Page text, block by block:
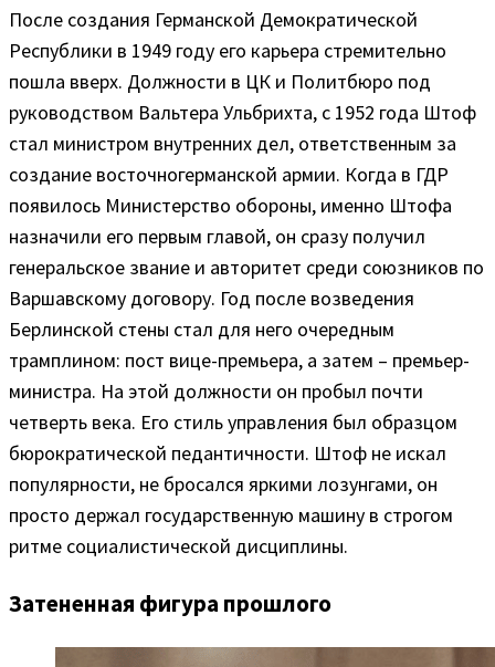
После создания Германской Демократической
Республики в 1949 году его карьера стремительно
пошла вверх. Должности в ЦК и Политбюро под
руководством Вальтера Ульбрихта, с 1952 года Штоф
стал министром внутренних дел, ответственным за
создание восточногерманской армии. Когда в ГДР
появилось Министерство обороны, именно Штофа
назначили его первым главой, он сразу получил
генеральское звание и авторитет среди союзников по
Варшавскому договору. Год после возведения
Берлинской стены стал для него очередным
трамплином: пост вице-премьера, а затем – премьер-
министра. На этой должности он пробыл почти
четверть века. Его стиль управления был образцом
бюрократической педантичности. Штоф не искал
популярности, не бросался яркими лозунгами, он
просто держал государственную машину в строгом
ритме социалистической дисциплины.
Затененная фигура прошлого